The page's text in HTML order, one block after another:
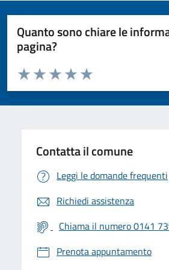
Quanto sono chiare le
pagina?
Valuta da 1 a 5 stelle la pagina
Valuta 5 stelle su 5
Valuta 4 stelle su 5
Valuta 3 stelle su 5
Valuta 2 stelle su 5
Valuta 1 stelle su 5
Contatta il comune
Leggi le domande frequenti
Richiedi assistenza
Chiama il numero 0141
Prenota appuntamento